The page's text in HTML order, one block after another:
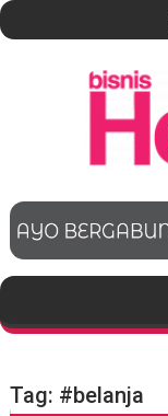
S
k
e
t
Tag: #belanja